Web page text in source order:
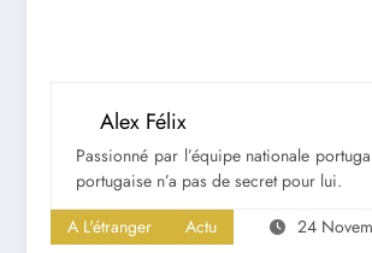
Alex Félix
Passionné par l’équipe nationale
portugaise n’a pas de secret pour lui.
A L'étranger
Actu 24